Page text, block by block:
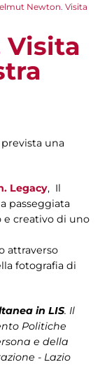
Newton. Visita
Visita
una
Legacy, Il
passeggiata
e creativo di uno
attraverso
fotografia di
in LIS. Il
Politiche
e della
- Lazio